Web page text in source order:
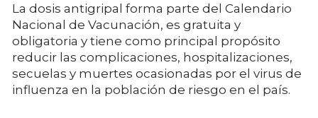
La dosis antigripal forma parte del Calendario
Nacional de Vacunación, es gratuita y
obligatoria y tiene como principal propósito
reducir las complicaciones, hospitalizaciones,
secuelas y muertes ocasionadas por el virus de
influenza en la población de riesgo en el país.